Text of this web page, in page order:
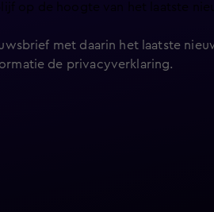
op de hoogte van het laatste
met daarin het laatste
de privacyverklaring.